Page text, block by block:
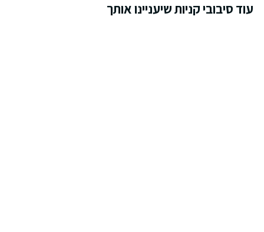
עוד סיבובי קניות שיעניינו אותך